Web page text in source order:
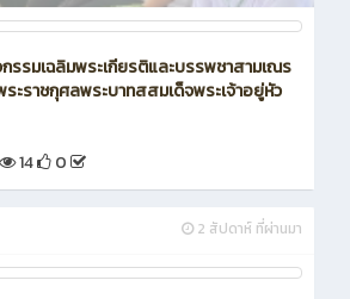
กรรมเฉลิมพระเกียรติและบรรพชาสามเณร
ระราชกุศลพระบาทสสมเด็จพระเจ้าอยู่หัว
14 0
2 สัปดาห์ ที่ผ่านมา